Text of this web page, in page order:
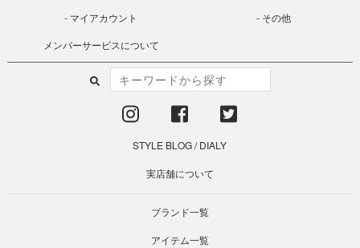
マイアカウント
メンバーサービスについて
その他
STYLE BLOG/DIALY
実店舗について
ブランド一覧
アイテム一覧